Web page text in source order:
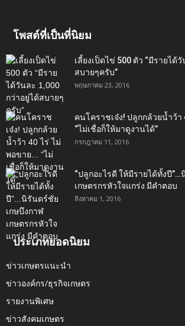
โพสต์ที่เป็นที่นิยม
เลี้ยงเป็ดไข่ 500 ตัว “มีรายได้
สบายๆครับ”
พฤษภาคม 23, 2016
คนโคราชเจ๋ง! ปลูกกล้วยน้ำว้า
“ไม่เชื่อก็ให้มาดูงานได้”‬
กรกฎาคม 11, 2016
“ปลูกอะไรดี ให้มีรายได้ทั้งปี
เกษตรกรหัวใจแกร่ง มีคำตอบ
สิงหาคม 1, 2016
ประเภทยอดนิยม
ข่าวเกษตรแนะนำ
ข่าวองค์กร/ธุรกิจเกษตร
รายงานพิเศษ
ข่าวสังคมเกษตร